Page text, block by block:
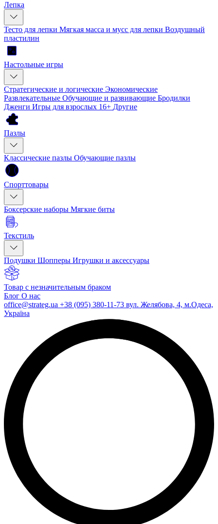
Лепка
Тесто для лепки Мягкая масса и мусс для лепки Воздушный
пластилин
Настольные игры
Стратегические и логические Экономические
Развлекательные Обучающие и развивающие Бродилки
Дженги Игры для взрослых 16+ Другие
Пазлы
Классические пазлы Обучающие пазлы
Спорттовары
Боксерские наборы Мягкие биты
Текстиль
Подушки Шопперы Игрушки и аксессуары
Товар с незначительным браком
Блог О нас
office@strateg.ua +38 (095) 380-11-73 вул. Желябова, 4, м.Одеса,
Україна